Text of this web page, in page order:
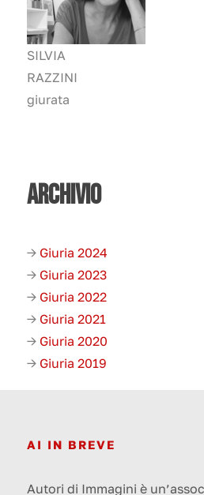
SILVIA
RAZZINI
giurata
ARCHIVIO
→ Giuria 2024
→ Giuria 2023
→ Giuria 2022
→ Giuria 2021
→ Giuria 2020
→ Giuria 2019
AI IN BREVE
Autori di Immagini è